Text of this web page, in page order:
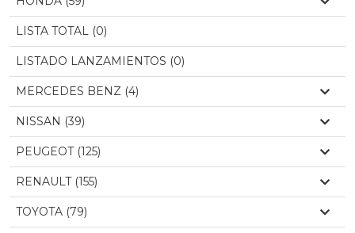
LISTA TOTAL (0)
LISTADO LANZAMIENTOS (0)
MERCEDES BENZ (4)
NISSAN (39)
PEUGEOT (125)
RENAULT (155)
TOYOTA (79)